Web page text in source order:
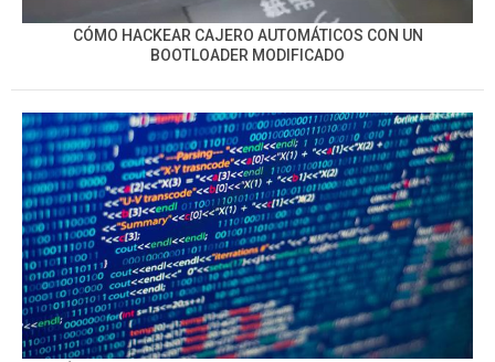
CÓMO HACKEAR CAJERO AUTOMÁTICOS CON UN
BOOTLOADER MODIFICADO